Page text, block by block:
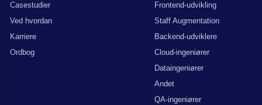
Casestudier
Ved hvordan
Karriere
Ordbog
Frontend-udvikling
Staff Augmentation
Backend-udviklere
Cloud-ingeniører
Dataingeniører
Andet
QA-ingeniører